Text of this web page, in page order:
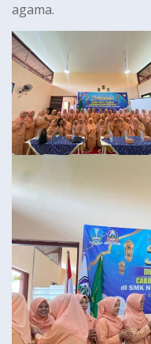
agama.